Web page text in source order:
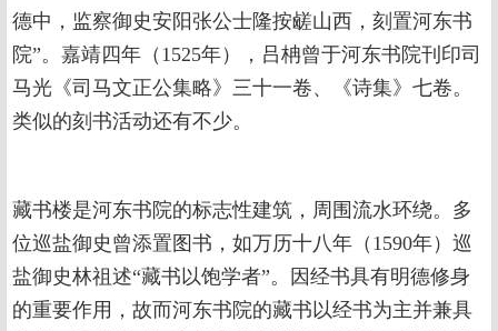
德中，监察御史安阳张公士隆按鹾山西，刻置河东书
院”。嘉靖四年（1525年），吕柟曾于河东书院刊印司
马光《司马文正公集略》三十一卷、《诗集》七卷。
类似的刻书活动还有不少。
藏书楼是河东书院的标志性建筑，周围流水环绕。多
位巡盐御史曾添置图书，如万历十八年（1590年）巡
盐御史林祖述“藏书以饱学者”。因经书具有明德修身
的重要作用，故而河东书院的藏书以经书为主并兼具